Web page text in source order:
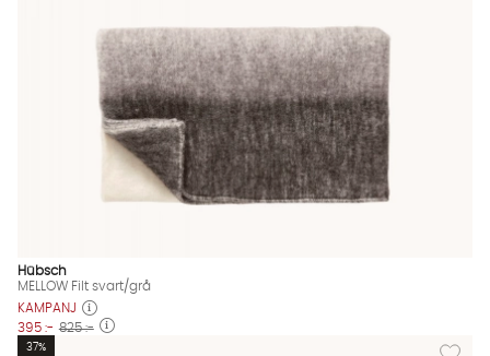
Hübsch
MELLOW Filt svart/grå
KAMPANJ
395 :- 825 :-
Lägg
37%